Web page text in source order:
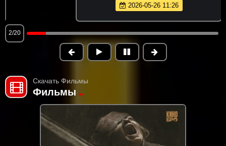
2026-05-26 11:26
2/20
Скачать Фильмы
Фильмы